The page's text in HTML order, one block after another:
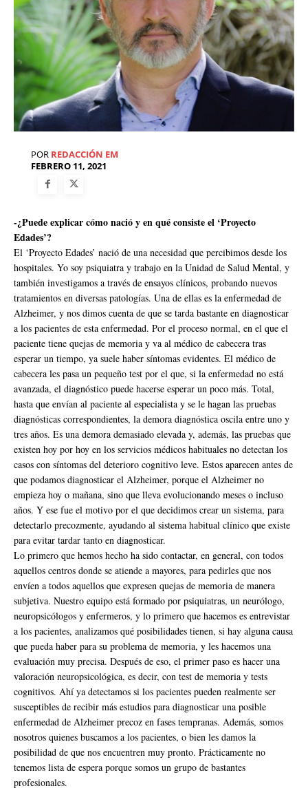
POR REDACCIÓN EM
FEBRERO 11, 2021
-¿Puede explicar cómo nació y en qué consiste el ‘Proyecto
Edades’?
El ‘Proyecto Edades’ nació de una necesidad que percibimos desde los
hospitales. Yo soy psiquiatra y trabajo en la Unidad de Salud Mental, y
también investigamos a través de ensayos clínicos, probando nuevos
tratamientos en diversas patologías. Una de ellas es la enfermedad de
Alzheimer, y nos dimos cuenta de que se tarda bastante en diagnosticar
a los pacientes de esta enfermedad. Por el proceso normal, en el que el
paciente tiene quejas de memoria y va al médico de cabecera tras
esperar un tiempo, ya suele haber síntomas evidentes. El médico de
cabecera les pasa un pequeño test por el que, si la enfermedad no está
avanzada, el diagnóstico puede hacerse esperar un poco más. Total,
hasta que envían al paciente al especialista y se le hagan las pruebas
diagnósticas correspondientes, la demora diagnóstica oscila entre uno y
tres años. Es una demora demasiado elevada y, además, las pruebas que
existen hoy por hoy en los servicios médicos habituales no detectan los
casos con síntomas del deterioro cognitivo leve. Estos aparecen antes de
que podamos diagnosticar el Alzheimer, porque el Alzheimer no
empieza hoy o mañana, sino que lleva evolucionando meses o incluso
años. Y ese fue el motivo por el que decidimos crear un sistema, para
detectarlo precozmente, ayudando al sistema habitual clínico que existe
para evitar tardar tanto en diagnosticar.
Lo primero que hemos hecho ha sido contactar, en general, con todos
aquellos centros donde se atiende a mayores, para pedirles que nos
envíen a todos aquellos que expresen quejas de memoria de manera
subjetiva. Nuestro equipo está formado por psiquiatras, un neurólogo,
neuropsicólogos y enfermeros, y lo primero que hacemos es entrevistar
a los pacientes, analizamos qué posibilidades tienen, si hay alguna causa
que pueda haber para su problema de memoria, y les hacemos una
evaluación muy precisa. Después de eso, el primer paso es hacer una
valoración neuropsicológica, es decir, con test de memoria y tests
cognitivos. Ahí ya detectamos si los pacientes pueden realmente ser
susceptibles de recibir más estudios para diagnosticar una posible
enfermedad de Alzheimer precoz en fases tempranas. Además, somos
nosotros quienes buscamos a los pacientes, o bien les damos la
posibilidad de que nos encuentren muy pronto. Prácticamente no
tenemos lista de espera porque somos un grupo de bastantes
profesionales.